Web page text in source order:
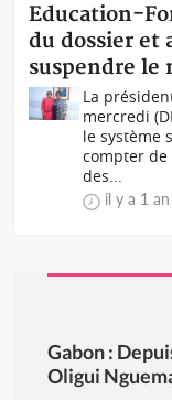
Education-
du dossier et
suspendre le
La
mercredi
le système
compter de
des...
il y a 1 an
Gabon :
Oligui